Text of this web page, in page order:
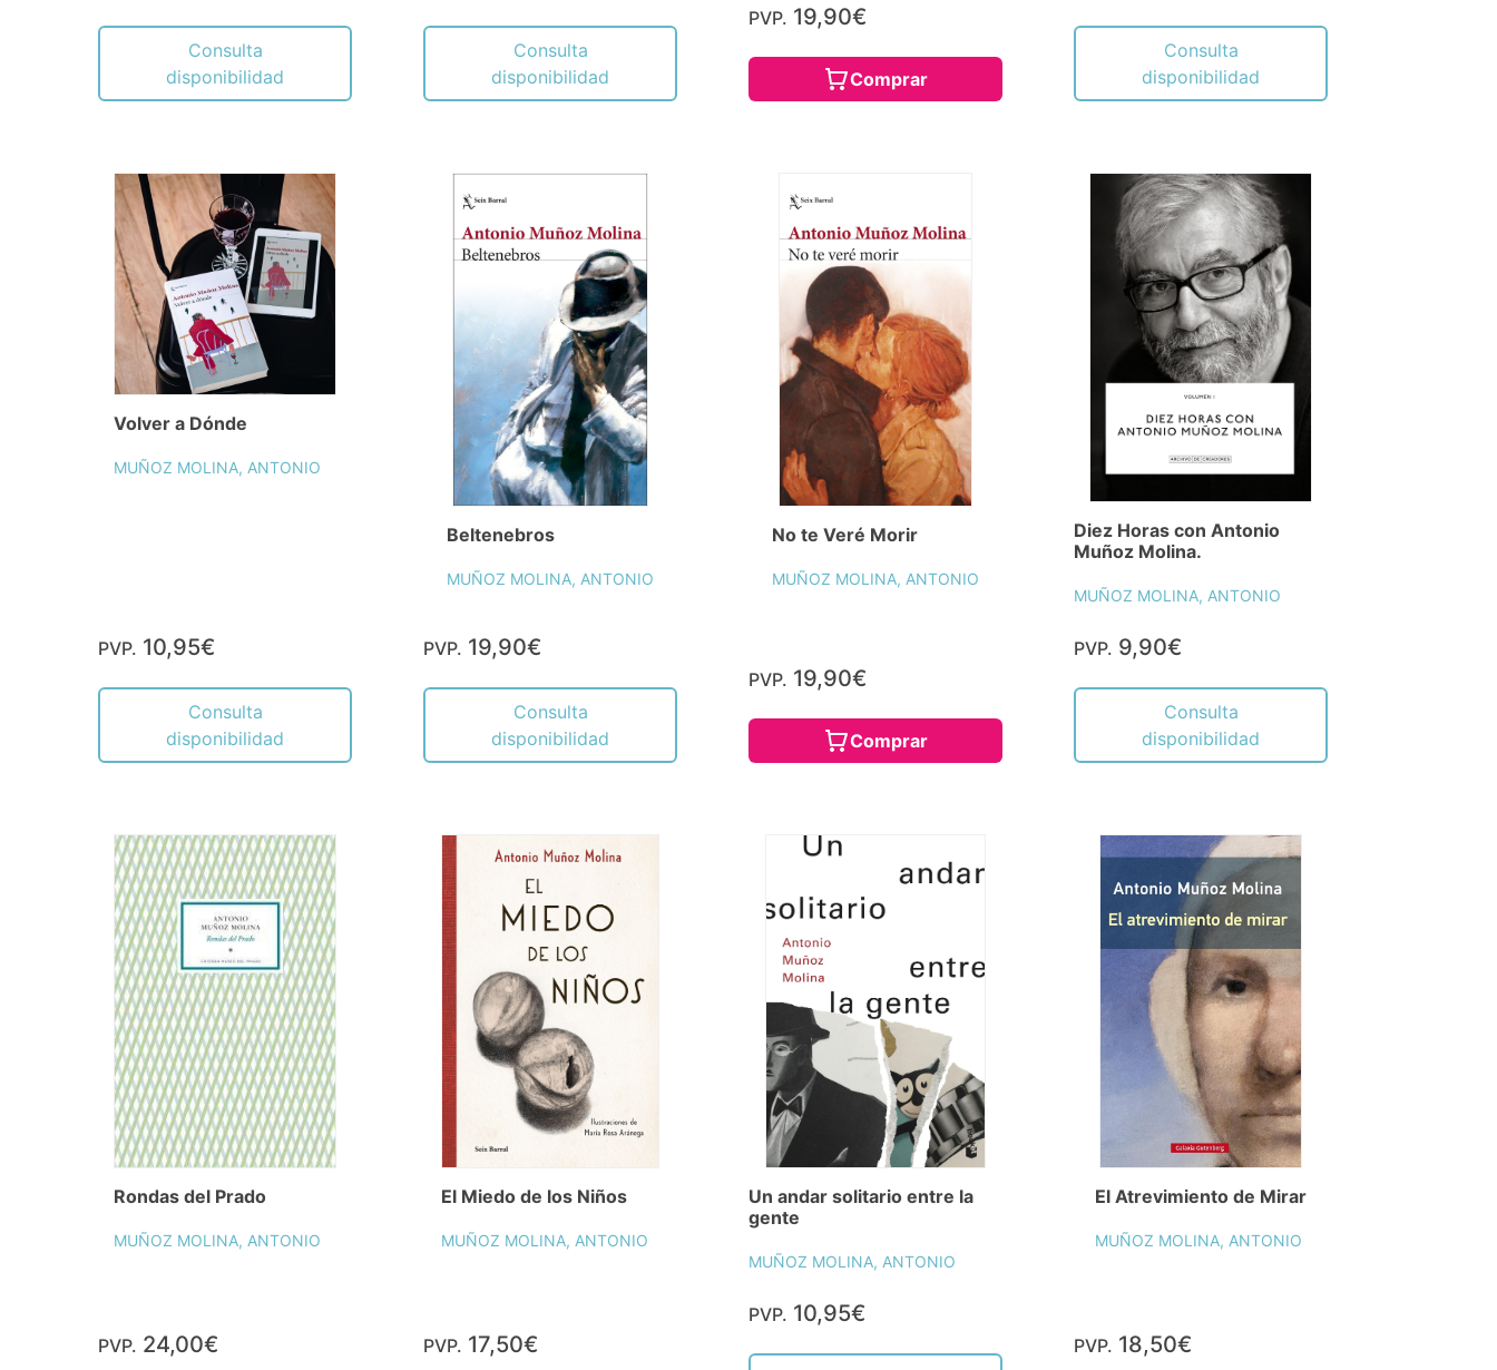
Consulta
disponibilidad
Consulta
disponibilidad
PVP. 19,90€
Comprar
Consulta
disponibilidad
Volver a Dónde
MUÑOZ MOLINA, ANTONIO
PVP. 10,95€
Consulta
disponibilidad
Beltenebros
MUÑOZ MOLINA, ANTONIO
PVP. 19,90€
Consulta
disponibilidad
No te Veré Morir
MUÑOZ MOLINA, ANTONIO
PVP. 19,90€
Comprar
Diez Horas con Antonio
Muñoz Molina.
MUÑOZ MOLINA, ANTONIO
PVP. 9,90€
Consulta
disponibilidad
Rondas del Prado
MUÑOZ MOLINA, ANTONIO
PVP. 24,00€
El Miedo de los Niños
MUÑOZ MOLINA, ANTONIO
PVP. 17,50€
Un andar solitario entre la
gente
MUÑOZ MOLINA, ANTONIO
PVP. 10,95€
El Atrevimiento de Mirar
MUÑOZ MOLINA, ANTONIO
PVP. 18,50€